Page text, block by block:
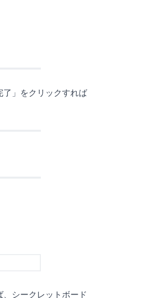
」をクリックすれば
シークレットボード